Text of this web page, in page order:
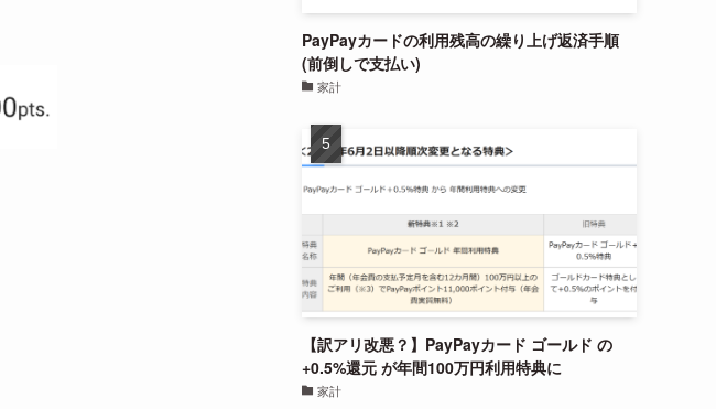
PayPayカードの利用残高の繰り上げ返済手順
(前倒しで支払い)
家計
【訳アリ改悪？】PayPayカード ゴールド の
+0.5%還元 が年間100万円利用特典に
家計